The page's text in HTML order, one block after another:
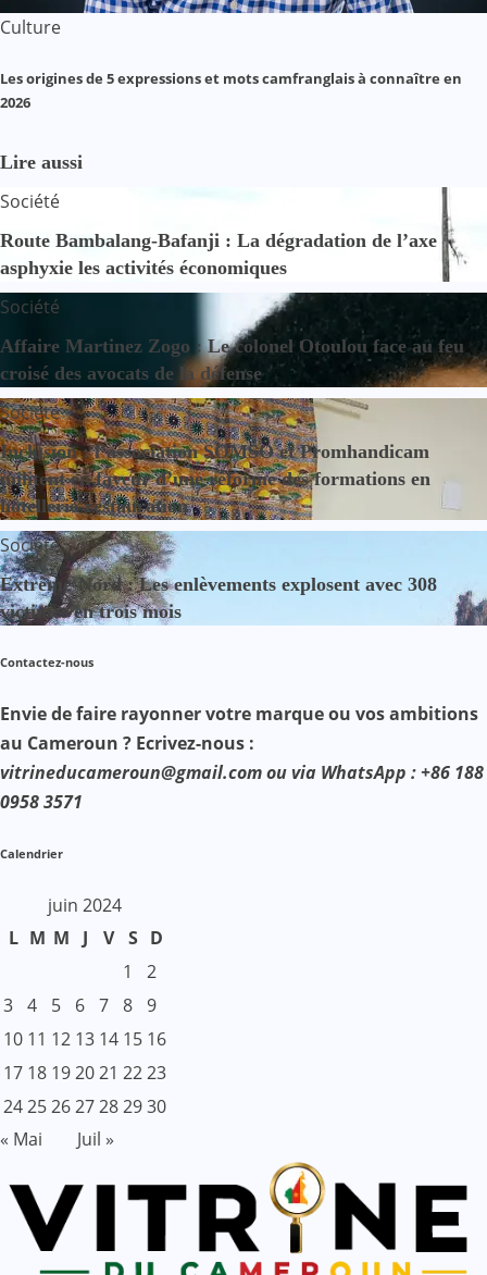
Culture
Les origines de 5 expressions et mots camfranglais à connaître en
2026
Lire aussi
Société
Route Bambalang-Bafanji : La dégradation de l’axe
asphyxie les activités économiques
Société
Affaire Martinez Zogo : Le colonel Otoulou face au feu
croisé des avocats de la défense
Société
Inclusion : l’association SOMSO et Promhandicam
militent en faveur d’une réforme des formations en
hôtellerie-restauration
Société
Extrême-Nord : Les enlèvements explosent avec 308
victimes en trois mois
Contactez-nous
Envie de faire rayonner votre marque ou vos ambitions
au Cameroun ? Ecrivez-nous :
vitrineducameroun@gmail.com ou via WhatsApp : +86 188
0958 3571
Calendrier
juin 2024
L M M J V S D
1
2
3 4 5 6 7 8 9
10 11 12 13 14 15 16
17 18 192021 2223
24252627282930
« Mai
Juil »